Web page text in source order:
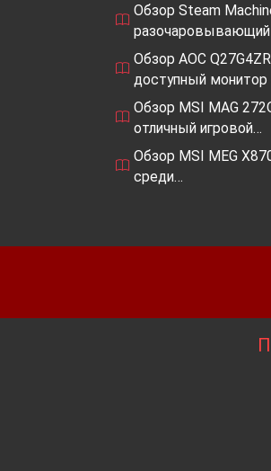
Обзор Steam
Обзор AOC
доступный
Обзор MSI MAG
отличный игровой…
Обзор MSI MEG
среди…